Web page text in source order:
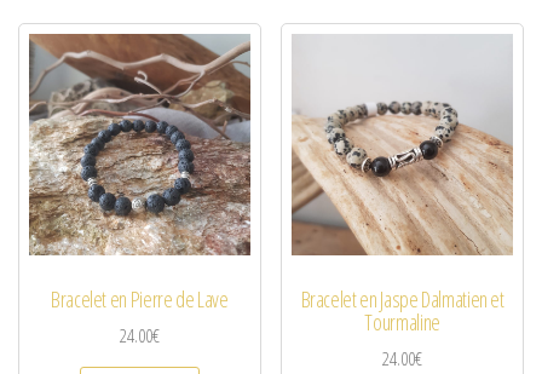
Bracelet en Pierre de Lave
24.00€
Bracelet en Jaspe Dalmatien et
Tourmaline
24.00€